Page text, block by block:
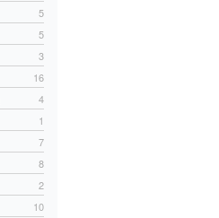
5
5
3
16
4
1
7
8
2
10